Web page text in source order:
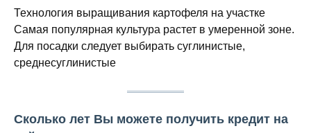
Технология выращивания картофеля на участке
Самая популярная культура растет в умеренной зоне.
Для посадки следует выбирать суглинистые,
среднесуглинистые
Сколько лет Вы можете получить кредит на